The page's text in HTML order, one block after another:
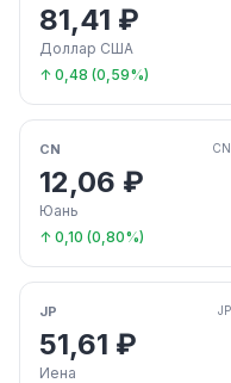
81,41 ₽
Доллар США
↑ 0,48 (0,59%)
CN
12,06 ₽
Юань
↑ 0,10 (0,80%)
JP
51,61 ₽
Иена